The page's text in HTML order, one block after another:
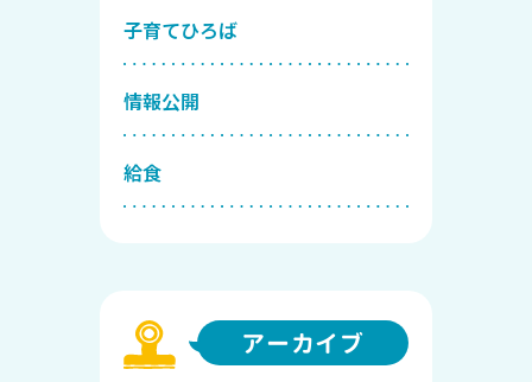
子育てひろば
情報公開
給食
アーカイブ